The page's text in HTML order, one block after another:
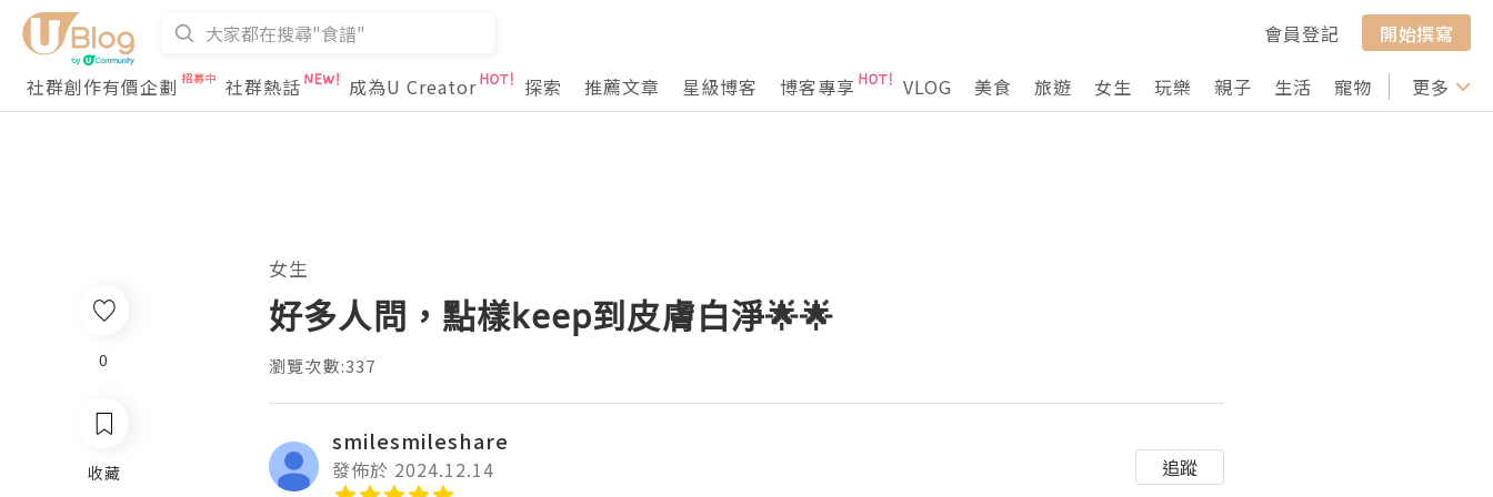
會員登記
開始撰寫
社群創作有價企劃
社群熱話 成為U Creator 探索 推薦文章 星級博客 博客專享 VLOG 美食 旅遊 女生 玩樂 親子 生活 寵物 行山 打卡
更多
0
收藏
女生
好多人問，點樣keep到皮膚白淨🌟🌟
瀏覽次數:337
smilesmileshare
發佈於 2024.12.14 追蹤